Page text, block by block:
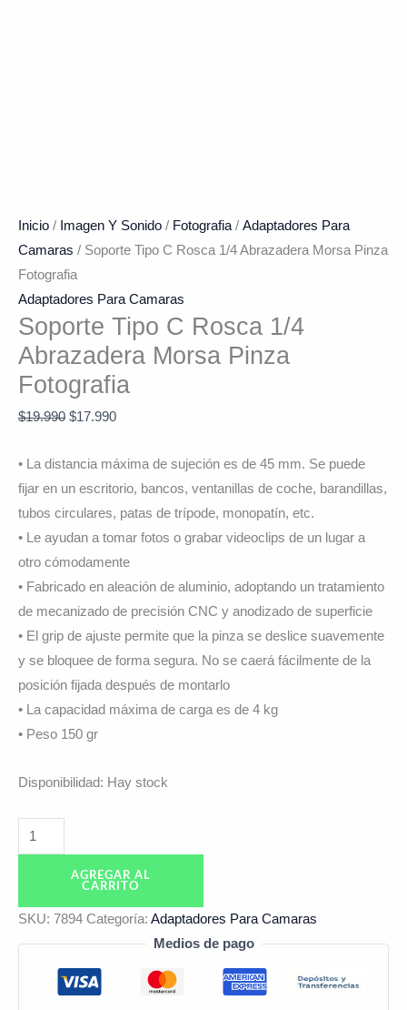
Inicio / Imagen Y Sonido / Fotografia/ Adaptadores Para
Camaras / Soporte Tipo C Rosca 1/4 Abrazadera Morsa Pinza
Fotografia
Adaptadores Para Camaras
Soporte Tipo C Rosca 1/4
Abrazadera Morsa Pinza
Fotografia
$19.990 $17.990
• La distancia máxima de sujeción es de 45 mm. Se puede
fijar en un escritorio, bancos, ventanillas de coche, barandillas,
tubos circulares, patas de trípode, monopatín, etc.
• Le ayudan a tomar fotos o grabar videoclips de un lugar a
otro cómodamente
• Fabricado en aleación de aluminio, adoptando un tratamiento
de mecanizado de precisión CNC y anodizado de superficie
• El grip de ajuste permite que la pinza se deslice suavemente
y se bloquee de forma segura. No se caerá fácilmente de la
posición fijada después de montarlo
• La capacidad máxima de carga es de 4 kg
• Peso 150 gr
Disponibilidad: Hay stock
AGREGAR AL
CARRITO
SKU: 7894 Categoría: Adaptadores Para Camaras
Medios de pago